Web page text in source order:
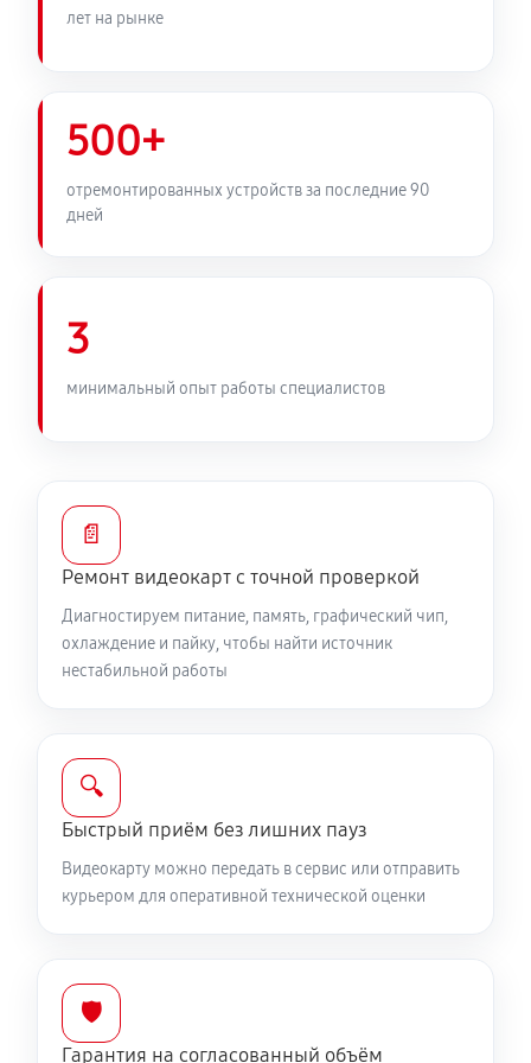
лет на рынке
500+
отремонтированных устройств за последние 90
дней
3
минимальный опыт работы специалистов
📄
Ремонт видеокарт с точной проверкой
Диагностируем питание, память, графический чип,
охлаждение и пайку, чтобы найти источник
нестабильной работы
🔍
Быстрый приём без лишних пауз
Видеокарту можно передать в сервис или отправить
курьером для оперативной технической оценки
🛡️
Гарантия на согласованный объём